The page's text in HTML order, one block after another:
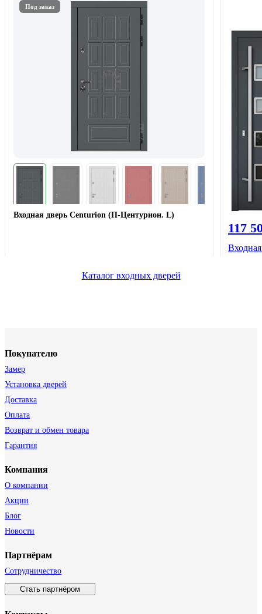
Под заказ
Входная дверь Centurion (П-Центурион. L)
117
Каталог входных дверей
Покупателю
Замер
Установка дверей
Доставка
Оплата
Возврат и обмен товара
Гарантия
Компания
О компании
Акции
Блог
Новости
Партнёрам
Сотрудничество
Стать партнёром